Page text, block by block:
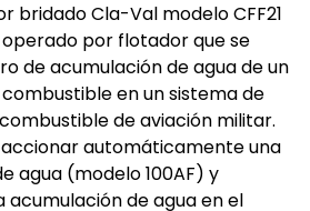
bridado Cla-Val modelo CFF21
por flotador que se
de acumulación de agua de un
en un sistema de
de aviación militar.
automáticamente una
agua (modelo 100AF) y
de agua en el